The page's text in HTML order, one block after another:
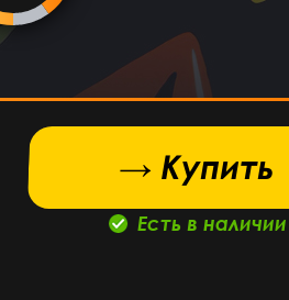
→ Купить
Есть в наличии